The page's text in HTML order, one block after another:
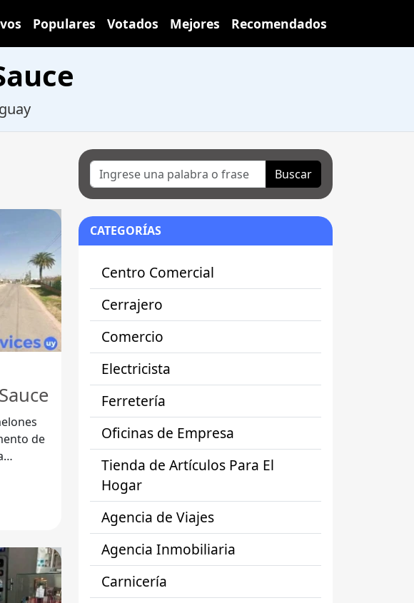
Populares Votados Mejores Recomendados
de
Buscar
CATEGORÍAS
Centro Comercial
Cerrajero
Comercio
Electricista
Ferretería
Oficinas de Empresa
Tienda de Artículos Para El
Hogar
Agencia de Viajes
Agencia Inmobiliaria
Carnicería